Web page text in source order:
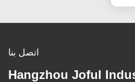
اتصل بنا
Hangzhou Joful